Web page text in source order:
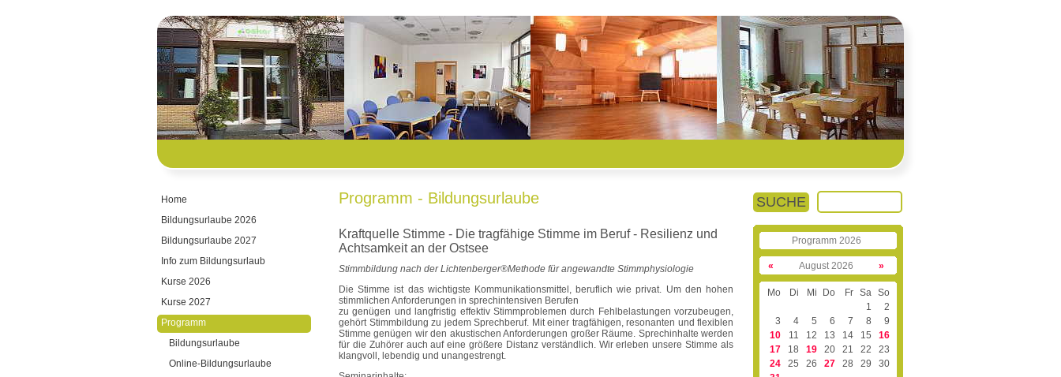
Home
Bildungsurlaube 2026
Bildungsurlaube 2027
Info zum Bildungsurlaub
Kurse 2026
Kurse 2027
Programm
Bildungsurlaube
Online-Bildungsurlaube
Programm - Bildungsurlaube
Kraftquelle Stimme - Die tragfähige Stimme im Beruf - Resilienz und
Achtsamkeit an der Ostsee
Stimmbildung nach der Lichtenberger®Methode für angewandte Stimmphysiologie
Die Stimme ist das wichtigste Kommunikationsmittel, beruflich wie privat. Um den hohen
stimmlichen Anforderungen in sprechintensiven Berufen
zu genügen und langfristig effektiv Stimmproblemen durch Fehlbelastungen vorzubeugen,
gehört Stimmbildung zu jedem Sprechberuf. Mit einer tragfähigen, resonanten und flexiblen
Stimme genügen wir den akustischen Anforderungen großer Räume. Sprechinhalte werden
für die Zuhörer auch auf eine größere Distanz verständlich. Wir erleben unsere Stimme als
klangvoll, lebendig und unangestrengt.
SUCHE
Programm 2026
« August 2026 »
Mo Di Mi Do Fr Sa So
1
2
3
4 5 6 7 8
9
10
11 12 13 14 15
16
17
18 19 20 21 22
23
24
25 26 27 28 29
30